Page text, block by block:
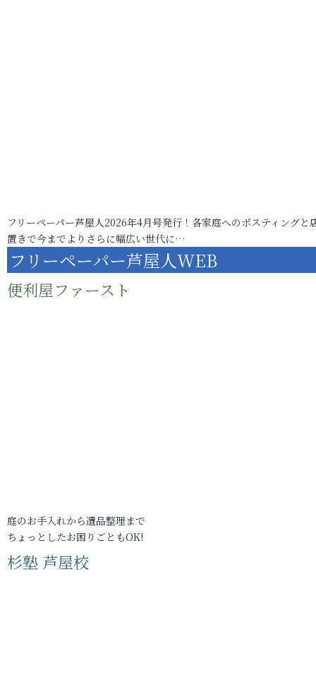
フリーペーパー芦屋人2026年4月号発行！各家庭へのポスティングと
置きで今までよりさらに幅広い世代に…
フリーペーパー芦屋人WEB
便利屋ファースト
庭のお手入れから遺品整理まで
ちょっとしたお困りごともOK!
杉塾 芦屋校